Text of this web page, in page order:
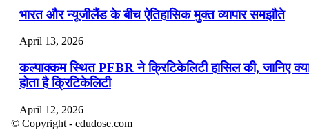
भारत और न्यूजीलैंड के बीच ऐतिहासिक मुक्त व्यापार समझौते
April 13, 2026
कल्पाक्कम स्थित PFBR ने क्रिटिकेलिटी हासिल की, जानिए
होता है क्रिटिकेलिटी
April 12, 2026
© Copyright - edudose.com